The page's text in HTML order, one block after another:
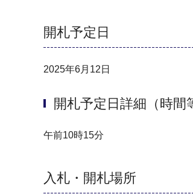
開札予定日
2025年6月12日
開札予定日詳細（時間
午前10時15分
入札・開札場所